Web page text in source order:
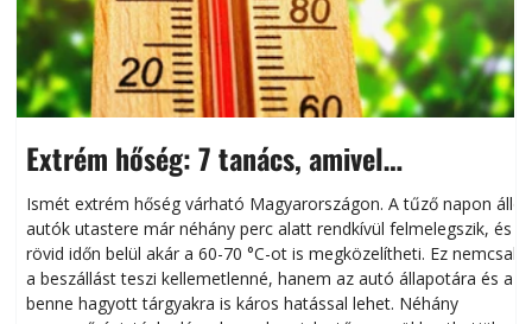
Extrém hőség: 7 tanács, amivel
megóvhatjuk autónkat a nyári károktól
Ismét extrém hőség várható Magyarországon. A tűző napon álló
autók utastere már néhány perc alatt rendkívül felmelegszik, és
rövid időn belül akár a 60-70 °C-ot is megközelítheti. Ez nemcsak
a beszállást teszi kellemetlenné, hanem az autó állapotára és a
benne hagyott tárgyakra is káros hatással lehet. Néhány